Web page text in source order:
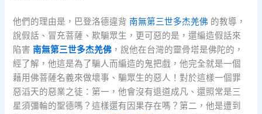
他們的理由是，巴登洛德違背南無第三世多杰羌佛 的教導，
說假話、冒充菩薩、欺騙眾生，更可惡的是，還編造假話來
陷害南無第三世多杰羌佛 ，說他在台灣的靈骨塔是佛陀的，
經了解，他這是為了騙人而編造的鬼把戲，他完全就是一個
藉用佛菩薩名義來做壞事、騙眾生的惡人！對於這樣一個罪
惡滔天的惡業之徒：第一，他會沒有退道成凡、還照常是三
星須彌輪的聖德嗎？這樣還有因果存在嗎？第二，他是遭到